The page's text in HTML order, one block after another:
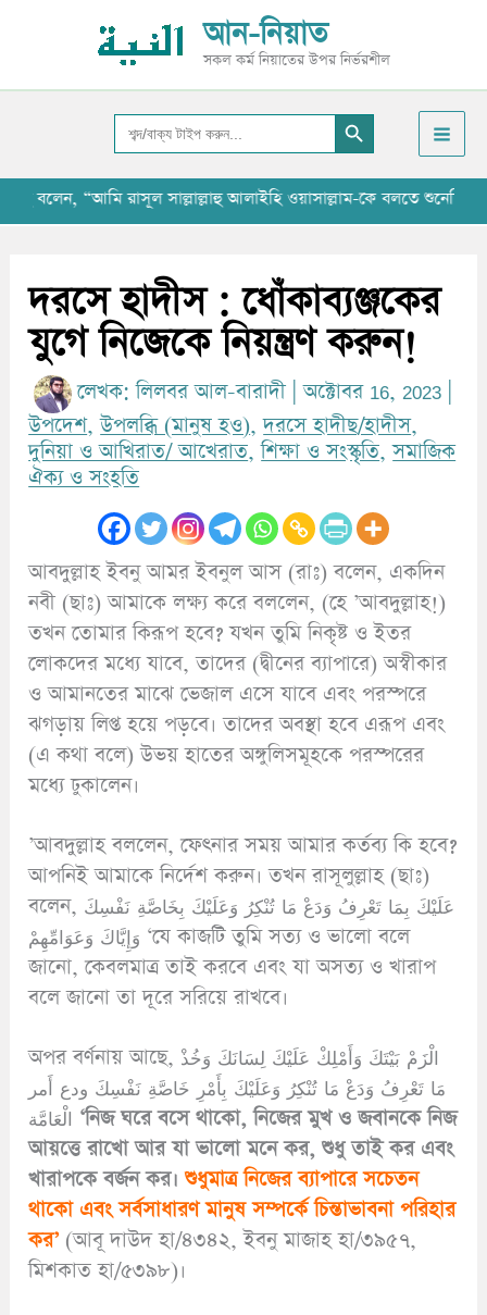
আন-নিয়াত
সকল কর্ম নিয়াতের উপর নির্ভরশীল
Search
for:
Search Button
রাসূল সাল্লাল্লাহু আলাইহি ওয়াসাল্লাম-কে বলতে শুনেছি যে,
দরসে হাদীস : ধোঁকাব্যঞ্জকের
যুগে নিজেকে নিয়ন্ত্রণ করুন!
লেখক: লিলবর আল-বারাদী |অক্টোবর 16, 2023
উপদেশ,উপলব্ধি (মানুষ হও),দরসে হাদীছ/হাদীস,
দুনিয়া ও আখিরাত/ আখেরাত,শিক্ষা ও সংস্কৃতি,সমাজিক
ঐক্য ও সংহতি
আবদুল্লাহ ইবনু আমর ইবনুল আস (রাঃ) বলেন, একদিন
নবী (ছাঃ) আমাকে লক্ষ্য করে বললেন, (হে ’আবদুল্লাহ!)
তখন তোমার কিরূপ হবে? যখন তুমি নিকৃষ্ট ও ইতর
লোকদের মধ্যে যাবে, তাদের (দ্বীনের ব্যাপারে) অস্বীকার
ও আমানতের মাঝে ভেজাল এসে যাবে এবং পরস্পরে
ঝগড়ায় লিপ্ত হয়ে পড়বে। তাদের অবস্থা হবে এরূপ এবং
(এ কথা বলে) উভয় হাতের অঙ্গুলিসমূহকে পরস্পরের
মধ্যে ঢুকালেন।
’আবদুল্লাহ বললেন, ফেৎনার সময় আমার কর্তব্য কি হবে?
আপনিই আমাকে নির্দেশ করুন। তখন রাসূলুল্লাহ (ছাঃ)
বলেন, عَلَيْكَ بِمَا تَعْرِفُ وَدَعْ مَا تُنْكِرُ وَعَلَيْكَ بِخَاصَّةِ نَفْسِكَ
وَإِيَّاكَ وَعَوَامِّهِمْ ‘যে কাজটি তুমি সত্য ও ভালো বলে
জানো, কেবলমাত্র তাই করবে এবং যা অসত্য ও খারাপ
বলে জানো তা দূরে সরিয়ে রাখবে।
অপর বর্ণনায় আছে, الْزَمْ بَيْتَكَ وَأَمْلِكْ عَلَيْكَ لِسَانَكَ وَخُذْ
مَا تَعْرِفُ وَدَعْ مَا تُنْكِرُ وَعَلَيْكَ بِأَمْرِ خَاصَّةِ نَفْسِكَ ودع أَمر
‘নিজ ঘরে বসে থাকো, নিজের মুখ ও জবানকে নিজ
আয়ত্তে রাখো আর যা ভালো মনে কর, শুধু তাই কর এবং
খারাপকে বর্জন কর।শুধুমাত্র নিজের ব্যাপারে সচেতন
থাকো এবং সর্বসাধারণ মানুষ সম্পর্কে চিন্তাভাবনা পরিহার
কর’ (আবূ দাউদ হা/৪৩৪২, ইবনু মাজাহ হা/৩৯৫৭,
মিশকাত হা/৫৩৯৮)।
ই